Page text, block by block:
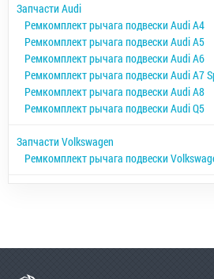
Запчасти Audi
Ремкомплект рычага подвески Audi A4
Ремкомплект рычага подвески Audi A5
Ремкомплект рычага подвески Audi A6
Ремкомплект рычага подвески Audi A7
Ремкомплект рычага подвески Audi A8
Ремкомплект рычага подвески Audi Q5
Запчасти Volkswagen
Ремкомплект рычага подвески